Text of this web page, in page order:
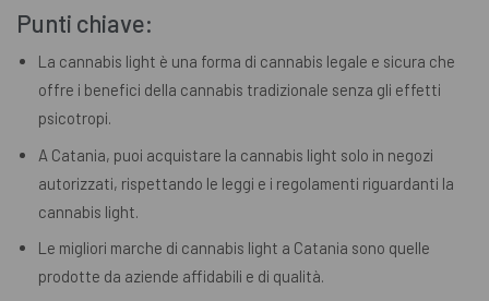
Punti chiave:
La cannabis light è una forma di cannabis legale e sicura che
offre i benefici della cannabis tradizionale senza gli effetti
psicotropi.
A Catania, puoi acquistare la cannabis light solo in negozi
autorizzati, rispettando le leggi e i regolamenti riguardanti la
cannabis light.
Le migliori marche di cannabis light a Catania sono quelle
prodotte da aziende affidabili e di qualità.